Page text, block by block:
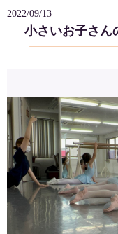
2022/09/13
小さいお子さん